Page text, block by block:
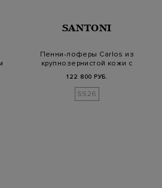
SANTONI
Пенни-лоферы Carlos из
крупнозернистой кожи с
122 800 РУБ.
SS26